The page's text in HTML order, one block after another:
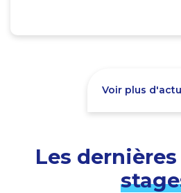
Voir plus
Les